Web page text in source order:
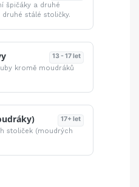
špičáky a druhé
druhé stálé stoličky.
13 - 17 let
kromě moudráků
17+ let
stoliček (moudrých